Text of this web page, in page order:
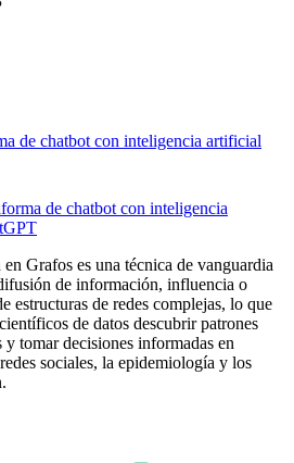
de chatbot con inteligencia artificial
de chatbot con inteligencia
Grafos es una técnica de vanguardia
de información, influencia o
estructuras de redes complejas, lo que
de datos descubrir patrones
tomar decisiones informadas en
sociales, la epidemiología y los